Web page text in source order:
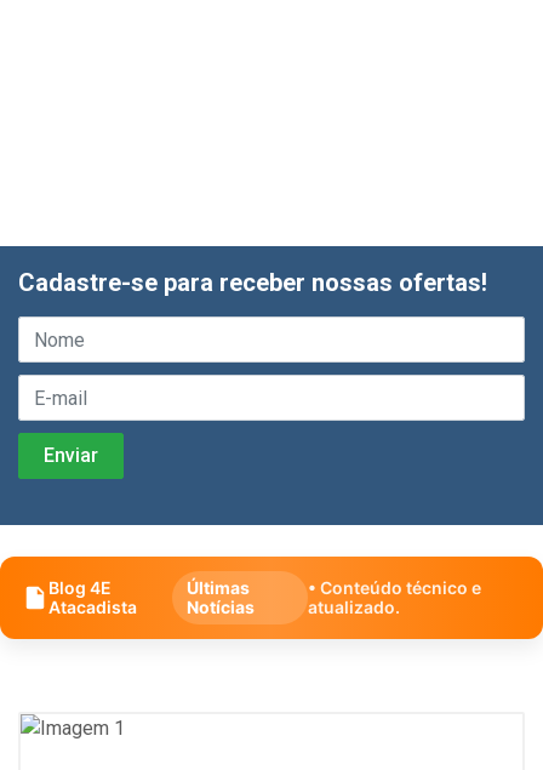
Cadastre-se para receber nossas ofertas!
Blog 4E
Atacadista
Últimas
Notícias
• Conteúdo técnico e
atualizado.